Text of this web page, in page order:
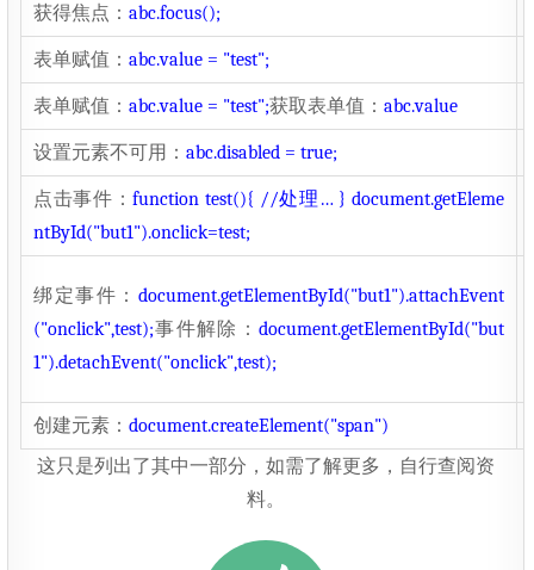
获得焦点： abc.focus();
表单赋值： abc.value = "test";
表单赋值： abc.value = "test";获取表单值： abc.value
设置元素不可用： abc.disabled = true;
点击事件：function test(){ //处理… } document.getEleme
ntById("but1").onclick=test;
绑定事件： document.getElementById("but1").attachEvent
("onclick",test);事件解除： document.getElementById("but
1").detachEvent("onclick",test);
创建元素： document.createElement("span")
这只是列出了其中一部分，如需了解更多，自行查阅资
料。